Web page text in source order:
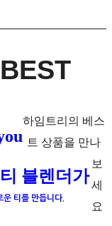
블렌더가
운 티를 만듭니다.
BEST
하임트리의 베스
트 상품을 만나
보
세
요